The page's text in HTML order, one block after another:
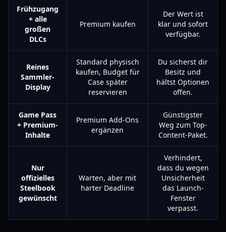
Frühzugang
+ alle
großen
DLCs
Premium kaufen
Der Wert ist
klar und sofort
verfügbar.
Reines
Sammler-
Display
Standard physisch
kaufen, Budget für
Case später
reservieren
Du sicherst dir
Besitz und
hältst Optionen
offen.
Game Pass
+ Premium-
Inhalte
Premium Add-Ons
ergänzen
Günstigster
Weg zum Top-
Content-Paket.
Nur
offizielles
Steelbook
gewünscht
Warten, aber mit
harter Deadline
Verhindert,
dass du wegen
Unsicherheit
das Launch-
Fenster
verpasst.